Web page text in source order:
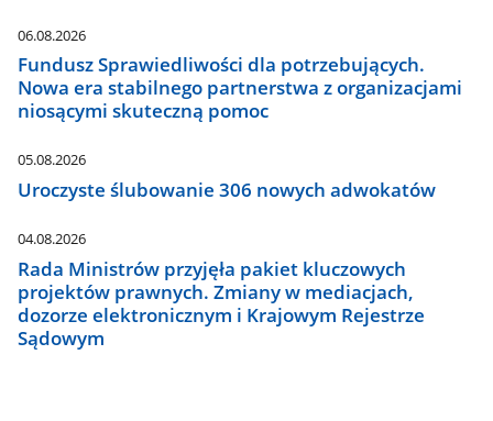
06.08.2026
Fundusz Sprawiedliwości dla potrzebujących.
Nowa era stabilnego partnerstwa z organizacjami
niosącymi skuteczną pomoc
05.08.2026
Uroczyste ślubowanie 306 nowych adwokatów
04.08.2026
Rada Ministrów przyjęła pakiet kluczowych
projektów prawnych. Zmiany w mediacjach,
dozorze elektronicznym i Krajowym Rejestrze
Sądowym